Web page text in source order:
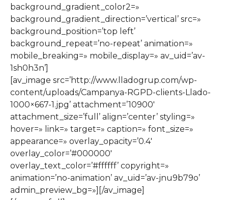
background_gradient_color2=»
background_gradient_direction=’vertical’ src=»
background_position=’top left’
background_repeat=’no-repeat’ animation=»
mobile_breaking=» mobile_display=» av_uid=’av-
1sh0h3n’]
[av_image src=’http://www.lladogrup.com/wp-
content/uploads/Campanya-RGPD-clients-Llado-
1000×667-1.jpg’ attachment=’10900′
attachment_size=’full’ align=’center’ styling=»
hover=» link=» target=» caption=» font_size=»
appearance=» overlay_opacity=’0.4′
overlay_color=’#000000′
overlay_text_color=’#ffffff’ copyright=»
animation=’no-animation’ av_uid=’av-jnu9b79o’
admin_preview_bg=»][/av_image]